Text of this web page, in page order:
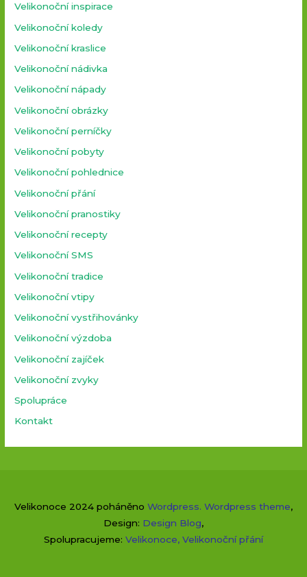
Velikonoční inspirace
Velikonoční koledy
Velikonoční kraslice
Velikonoční nádivka
Velikonoční nápady
Velikonoční obrázky
Velikonoční perníčky
Velikonoční pobyty
Velikonoční pohlednice
Velikonoční přání
Velikonoční pranostiky
Velikonoční recepty
Velikonoční SMS
Velikonoční tradice
Velikonoční vtipy
Velikonoční vystřihovánky
Velikonoční výzdoba
Velikonoční zajíček
Velikonoční zvyky
Spolupráce
Kontakt
Velikonoce 2024 poháněno Wordpress. Wordpress theme,
Design: Design Blog,
Spolupracujeme: Velikonoce, Velikonoční přání